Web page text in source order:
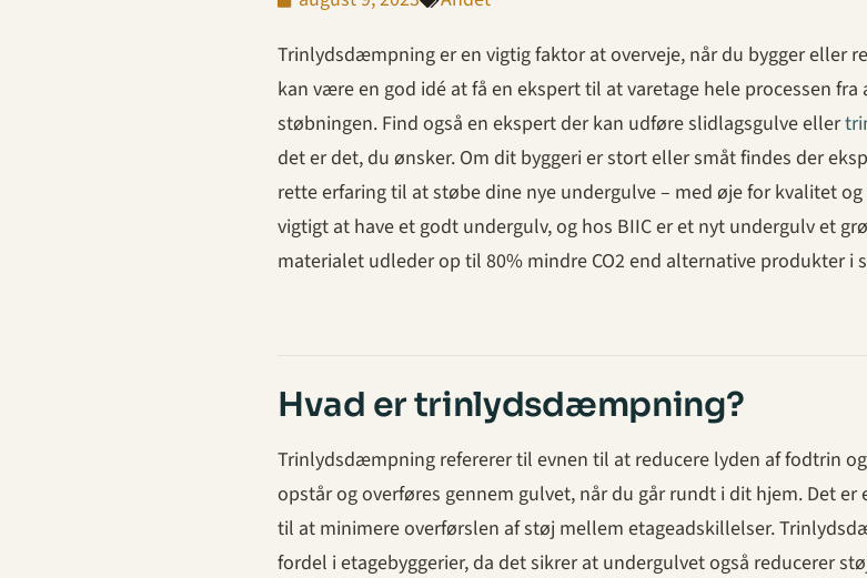
Trinlydsdæmpning er en vigtig faktor at overveje, når du bygger eller
kan være en god idé at få en ekspert til at varetage hele processen
støbningen. Find også en ekspert der kan udføre slidlagsgulve eller
det er det, du ønsker. Om dit byggeri er stort eller småt findes der
rette erfaring til at støbe dine nye undergulve – med øje for kvalitet
vigtigt at have et godt undergulv, og hos BIIC er et nyt undergulv et
materialet udleder op til 80% mindre CO2 end alternative produkter i
Hvad er trinlydsdæmpning?
Trinlydsdæmpning refererer til evnen til at reducere lyden af fodtrin
opstår og overføres gennem gulvet, når du går rundt i dit hjem. Det er
til at minimere overførslen af støj mellem etageadskillelser.
fordel i etagebyggerier, da det sikrer at undergulvet også reducerer